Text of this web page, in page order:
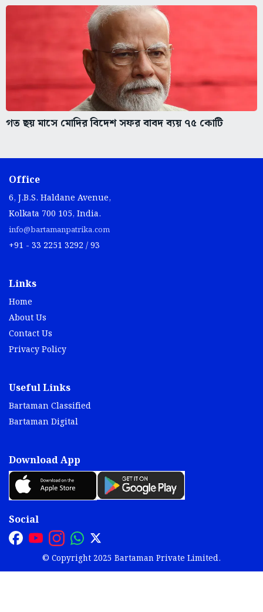
গত ছয় মাসে মোদির বিদেশ সফর বাবদ ব্যয় ৭৫ কোটি
Office
6, J.B.S. Haldane Avenue,
Kolkata 700 105, India.
info@bartamanpatrika.com
+91 - 33 2251 3292 / 93
Links
Home
About Us
Contact Us
Privacy Policy
Useful Links
Bartaman Classified
Bartaman Digital
Download App
Social
© Copyright 2025 Bartaman Private Limited.